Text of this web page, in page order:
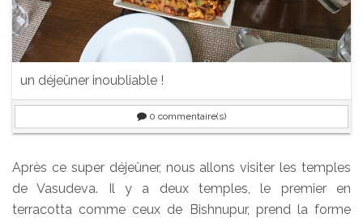
un déjeûner inoubliable !
0 commentaire(s)
Après ce super déjeûner, nous allons visiter les temples
de Vasudeva. Il y a deux temples, le premier en
terracotta comme ceux de Bishnupur, prend la forme